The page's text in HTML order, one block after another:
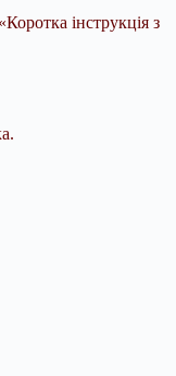
інструкція з